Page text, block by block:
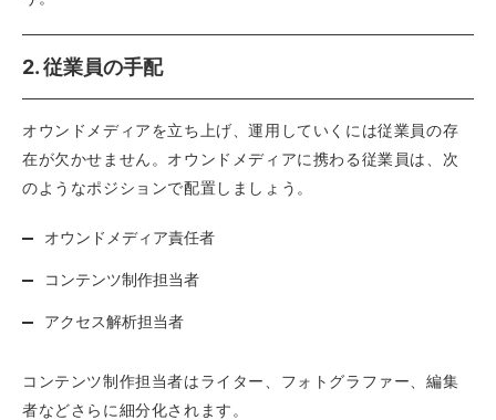
2. 従業員の手配
オウンドメディアを立ち上げ、運用していくには従業員の存
在が欠かせません。オウンドメディアに携わる従業員は、次
のようなポジションで配置しましょう。
オウンドメディア責任者
コンテンツ制作担当者
アクセス解析担当者
コンテンツ制作担当者はライター、フォトグラファー、編集
者などさらに細分化されます。